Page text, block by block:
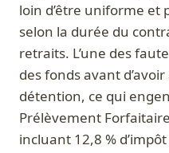
loin d’être uniforme
selon la durée du
retraits. L’une des
des fonds avant
détention, ce qui
Prélèvement
incluant 12,8 %